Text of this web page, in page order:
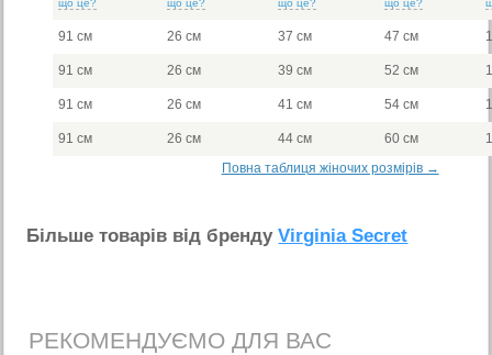
що це? що це? що це? що це?
91 см 26 см 37 см 47 см
91 см 26 см 39 см 52 см
91 см 26 см 41 см 54 см
91 см 26 см 44 см 60 см
Повна таблиця жіночих розмірів →
Бiльше товарiв вiд брендуVirginia Secret
РЕКОМЕНДУЄМО ДЛЯ ВАС